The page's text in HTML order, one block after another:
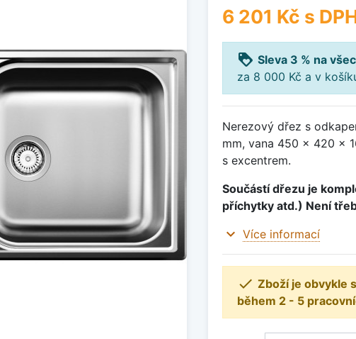
6 201 Kč s
loyalty Sleva 3 % na
za 8 000 Kč a v
Nerezový dřez s
mm, vana 450 x 420 x
s excentrem.
Součástí dřezu je
příchytky atd.) Není
expand_more Více informací
 Zboží je obvykle
během 2 - 5